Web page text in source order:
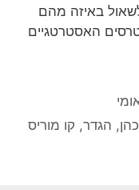
באיזה מהם
האסטרטגיים
, הגדר, קו מוריס